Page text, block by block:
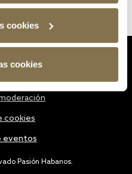
cookies
cookies
Pasión Habanos.
cookies
eventos